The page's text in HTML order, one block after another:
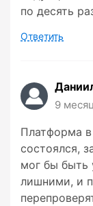
по десять
Ответить
9
Платформа
состоялся,
мог бы быть
лишними, и